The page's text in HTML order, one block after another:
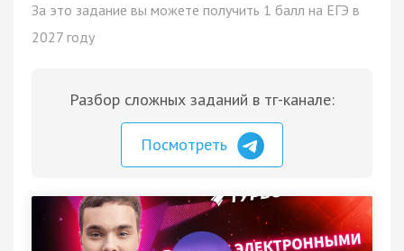
За это задание вы можете получить 1 балл на ЕГЭ в
2027 году
Разбор сложных заданий в тг-канале:
Посмотреть